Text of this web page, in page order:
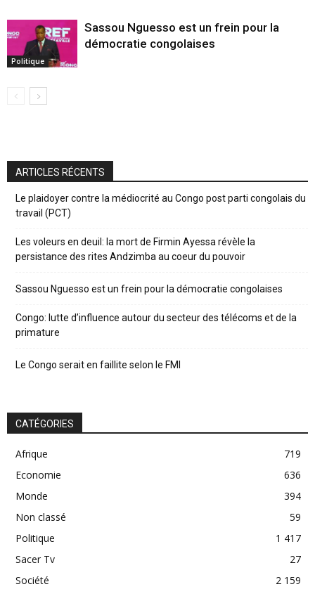
Politique
Sassou Nguesso est un frein pour la
démocratie congolaises
ARTICLES RÉCENTS
Le plaidoyer contre la médiocrité au Congo post parti congolais du
travail (PCT)
Les voleurs en deuil: la mort de Firmin Ayessa révèle la
persistance des rites Andzimba au coeur du pouvoir
Sassou Nguesso est un frein pour la démocratie congolaises
Congo: lutte d’influence autour du secteur des télécoms et de la
primature
Le Congo serait en faillite selon le FMI
CATÉGORIES
Afrique
719
Economie
636
Monde
394
Non classé
59
Politique
1 417
Sacer Tv
27
Société
2 159